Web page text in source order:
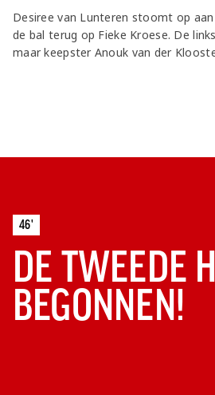
Desiree van Lunteren stoomt op
de bal terug op Fieke Kroese. De
maar keepster Anouk van der
46'
DE TWEEDE
BEGONNEN!